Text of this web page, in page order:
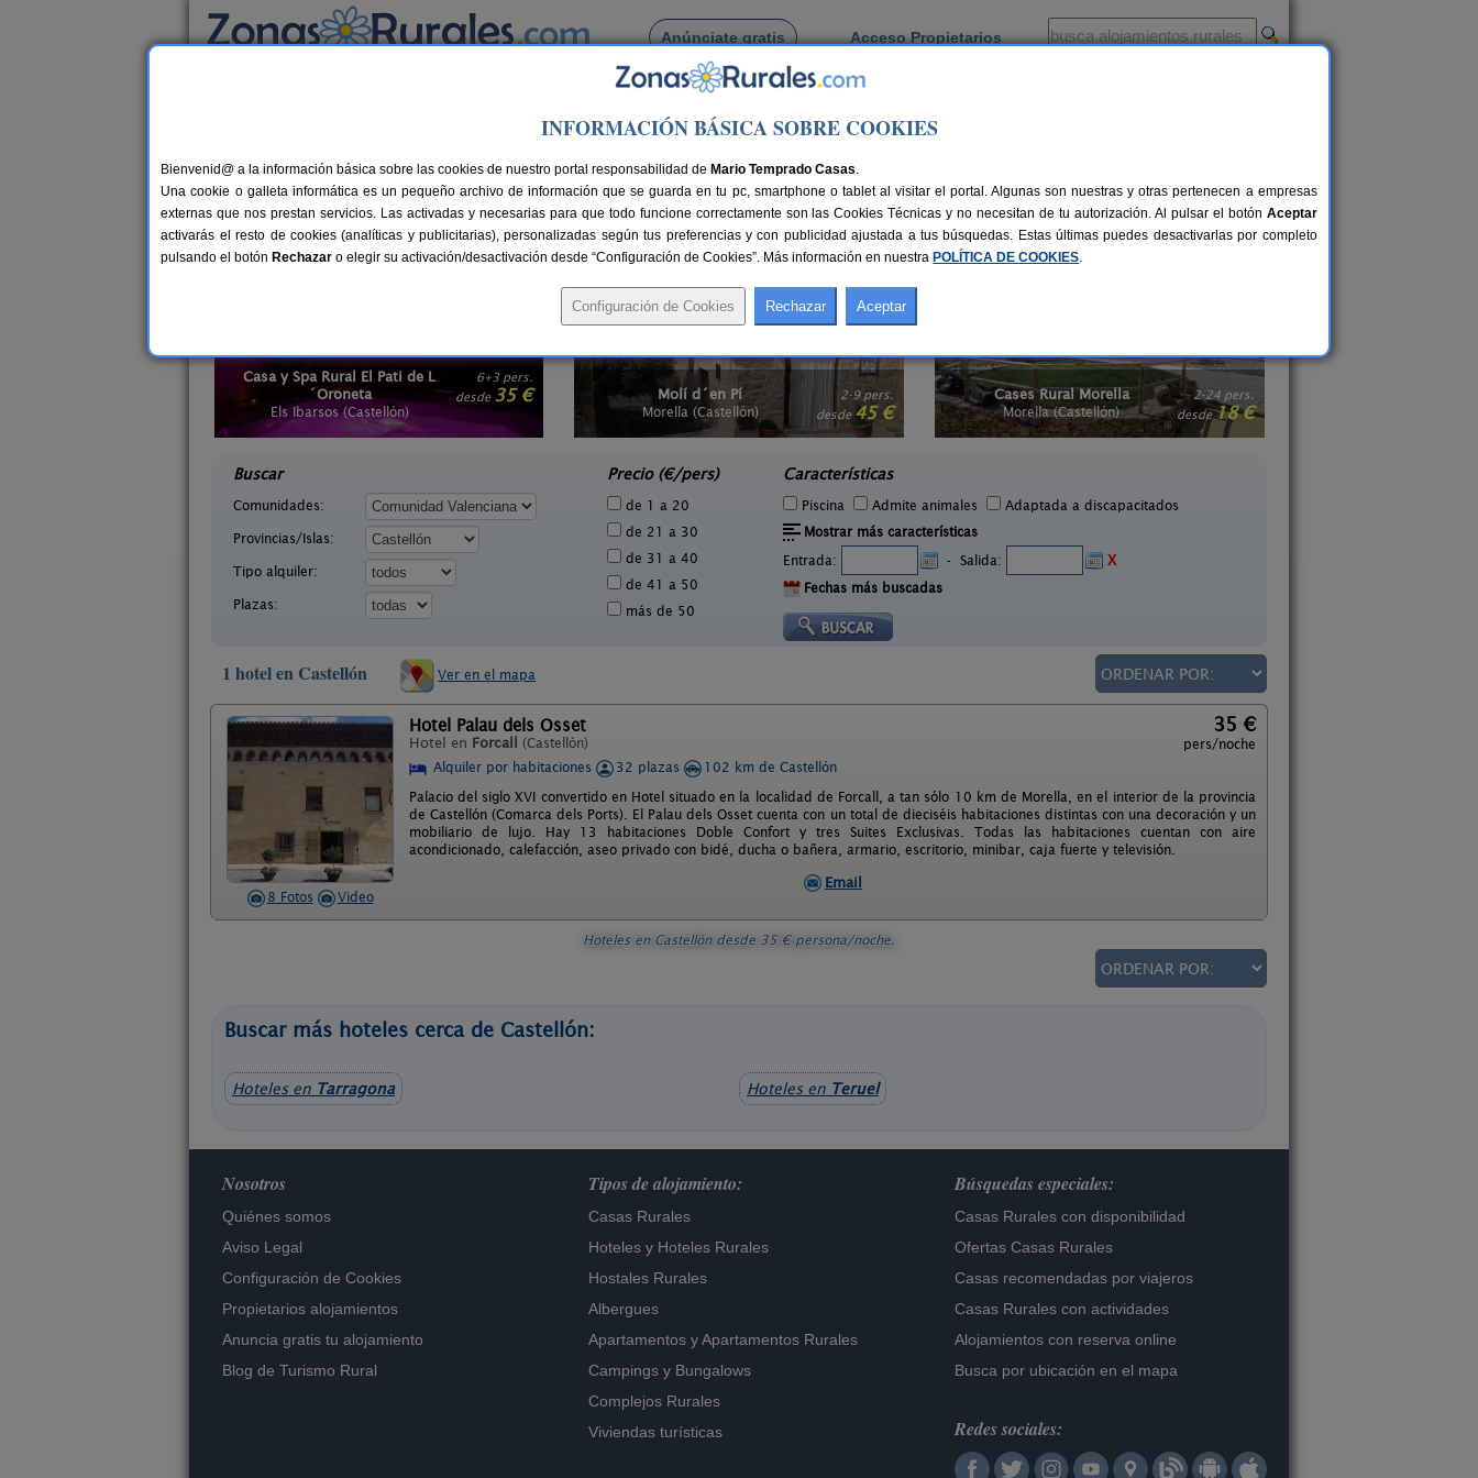
Anúnciate gratis Acceso Propietarios
Busca por pueblo
> Castellón
Hoteles en Castellón
Te mereces unas buenas vacaciones. Elije entre estos grandes alojamientos, relájate y disfruta de tu tiempo libre. Desconecta y vive cada momento de
tranquilidad y relax en esta selección dehoteles con encanto en Castellónque te están esperando. Elige la ubicación y sus servicios, y reserva el que más
se ajusta a tus necesidades. Si buscas algo más familiar, te recomendamos visitar nuestra selección de
Hostales Rurales en Castellón
6+3 pers.
desde 35 €
Casa y Spa Rural El Pati de L
´Oroneta
Els Ibarsos (Castellón)
2-9 pers.
desde45 €
Molí d´en Pí
Morella (Castellón)
2-24 pers.
desde18 €
Cases Rural Morella
Morella (Castellón)
Buscar
Comunidades:
Provincias/Islas:
Tipo alquiler:
Plazas:
Precio (€/pers)
de 1 a 20
de 21 a 30
de 31 a 40
de 41 a 50
más de 50
Características
Piscina Admite animales
Adaptada a discapacitados
Mostrar más características
Entrada:
- Salida:
X
Fechas más buscadas
1 hotel en Castellón Ver en el mapa
8 Fotos Video
Hotel Palau dels Osset
Hotel en Forcall (Castellón)
35 €
pers/noche
Alquiler por habitaciones
32 plazas
102 km de Castellón
Palacio del siglo XVI convertido en Hotel situado en la localidad de Forcall, a tan sólo 10 km de Morella, en el interior de la provincia
de Castellón (Comarca dels Ports). El Palau dels Osset cuenta con un total de dieciséis habitaciones distintas con una decoración y un
mobiliario de lujo. Hay 13 habitaciones Doble Confort y tres Suites Exclusivas. Todas las habitaciones cuentan con aire
acondicionado, calefacción, aseo privado con bidé, ducha o bañera, armario, escritorio, minibar, caja fuerte y televisión.
Email
Hoteles en Castellóndesde 35 € persona/noche.
Buscar más hoteles cerca de Castellón:
Hoteles en Tarragona Hoteles en Teruel
Nosotros
Quiénes somos
Aviso Legal
Configuración de Cookies
Propietarios alojamientos
Anuncia gratis tu alojamiento
Blog de Turismo Rural
Tipos de alojamiento:
Casas Rurales
Hoteles y Hoteles Rurales
Hostales Rurales
Albergues
Apartamentos yApartamentos Rurales
Campings y Bungalows
Complejos Rurales
Viviendas turísticas
Búsquedas especiales:
Casas Rurales con disponibilidad
Ofertas Casas Rurales
Casas recomendadas por viajeros
Casas Rurales con actividades
Alojamientos con reserva online
Busca por ubicación en el mapa
Redes sociales:
INFORMACIÓN BÁSICA SOBRE COOKIES
Bienvenid@ a la información básica sobre las cookies de nuestro portal responsabilidad de Mario Temprado Casas.
Una cookie o galleta informática es un pequeño archivo de información que se guarda en tu pc, smartphone o tablet al visitar el portal. Algunas son nuestras y otras pertenecen a empresas
externas que nos prestan servicios. Las activadas y necesarias para que todo funcione correctamente son las Cookies Técnicas y no necesitan de tu autorización. Al pulsar el botón Aceptar
activarás el resto de cookies (analíticas y publicitarias), personalizadas según tus preferencias y con publicidad ajustada a tus búsquedas. Estas últimas puedes desactivarlas por completo
pulsando el botón Rechazar o elegir su activación/desactivación desde “Configuración de Cookies”. Más información en nuestra POLÍTICA DE COOKIES.